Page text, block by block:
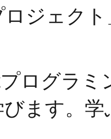
ロジェク
ログラミ
びます。